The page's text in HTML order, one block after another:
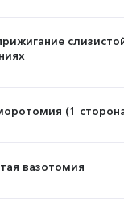
(1
вазотомия